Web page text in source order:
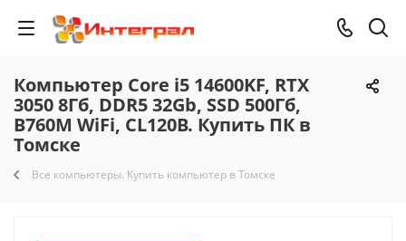
Компьютер Core i5 14600KF, RTX
3050 8Гб, DDR5 32Gb, SSD 500Гб,
B760M WiFi, CL120B. Купить ПК в
Томске
Все компьютеры. Купить компьютер в Томске